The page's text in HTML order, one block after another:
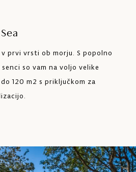
prvi vrsti ob morju. S popolno
so vam na voljo velike
120 m2 s priključkom za